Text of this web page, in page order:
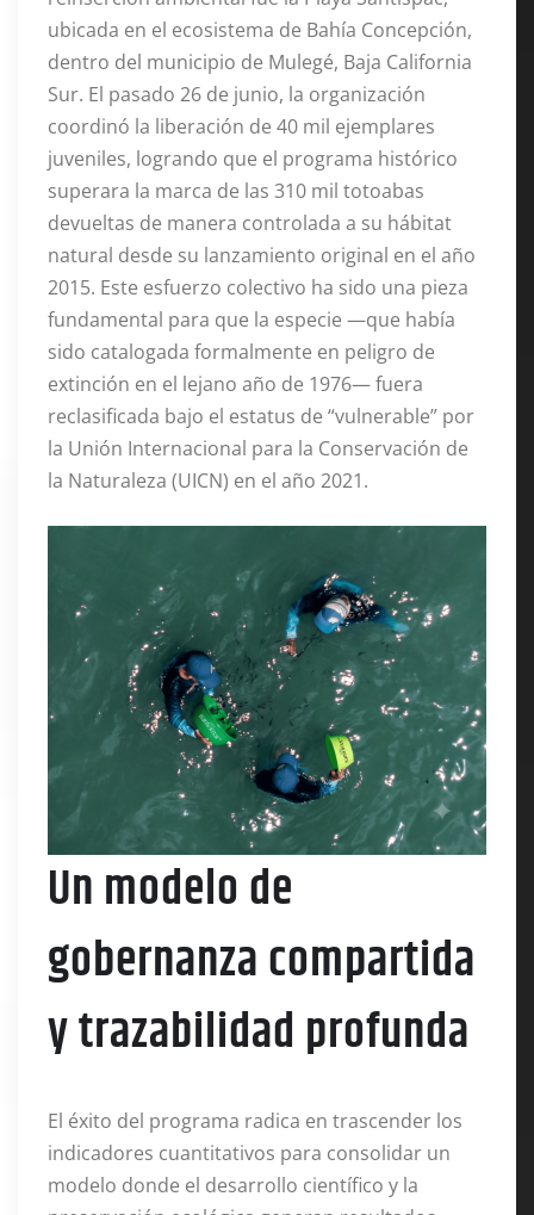
ubicada en el ecosistema de Bahía Concepción,
dentro del municipio de Mulegé, Baja California
Sur. El pasado 26 de junio, la organización
coordinó la liberación de 40 mil ejemplares
juveniles, logrando que el programa histórico
superara la marca de las 310 mil totoabas
devueltas de manera controlada a su hábitat
natural desde su lanzamiento original en el año
2015. Este esfuerzo colectivo ha sido una pieza
fundamental para que la especie —que había
sido catalogada formalmente en peligro de
extinción en el lejano año de 1976— fuera
reclasificada bajo el estatus de “vulnerable” por
la Unión Internacional para la Conservación de
la Naturaleza (UICN) en el año 2021.
Un modelo de
gobernanza compartida
y trazabilidad profunda
El éxito del programa radica en trascender los
indicadores cuantitativos para consolidar un
modelo donde el desarrollo científico y la